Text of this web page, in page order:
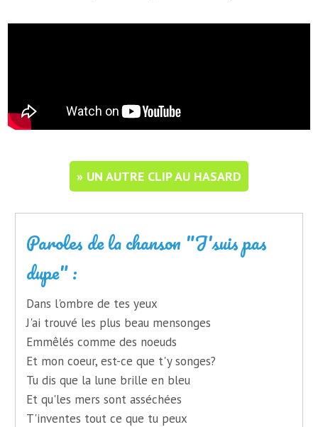
» UN AUTRE CLIP AU HASARD
Paroles de la chanson "J'suis pas
dupe" :
Dans l'ombre de tes yeux
J'ai trouvé les plus beau mensonges
Emmêlés comme des noeuds
Et mon coeur, est-ce que t'y songes?
Tu dis que la lune brille en bleu
Et qu'les mers sont asséchées
T'inventes tout ce que tu peux